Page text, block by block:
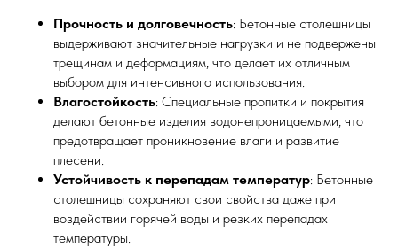
Прочность и долговечность: Бетонные столешницы
выдерживают значительные нагрузки и не подвержены
трещинам и деформациям, что делает их отличным
выбором для интенсивного использования.
Влагостойкость: Специальные пропитки и покрытия
делают бетонные изделия водонепроницаемыми, что
предотвращает проникновение влаги и развитие
плесени.
Устойчивость к перепадам температур: Бетонные
столешницы сохраняют свои свойства даже при
воздействии горячей воды и резких перепадах
температуры.